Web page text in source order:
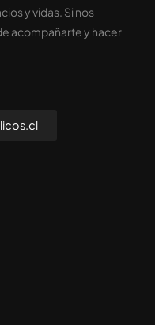
y vidas. Si nos
acompañarte y hacer